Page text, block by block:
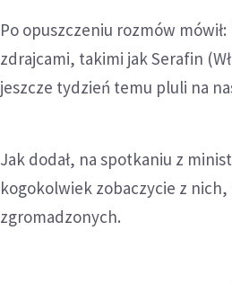
Po opuszczeniu rozmów
zdrajcami, takimi jak Serafin
jeszcze tydzień temu pluli na
Jak dodał, na spotkaniu z
kogokolwiek zobaczycie z nich,
zgromadzonych.